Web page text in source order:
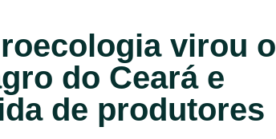
virou o
do Ceará e
de produtores